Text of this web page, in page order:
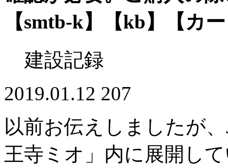
【smtb-k】【kb】【カ
建設記録
2019.01.12 207
以前お伝えしましたが
王寺ミオ」内に展開し